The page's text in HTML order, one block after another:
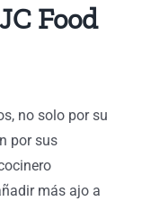
Food
no solo por su
por sus
más ajo a